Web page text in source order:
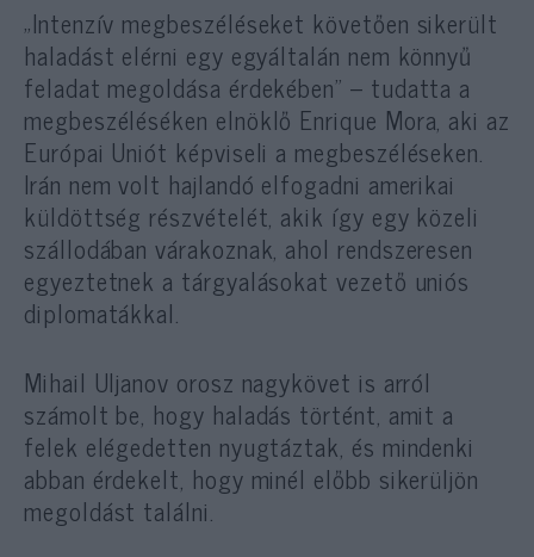
„Intenzív megbeszéléseket követően sikerült
haladást elérni egy egyáltalán nem könnyű
feladat megoldása érdekében” – tudatta a
megbeszéléséken elnöklő Enrique Mora, aki az
Európai Uniót képviseli a megbeszéléseken.
Irán nem volt hajlandó elfogadni amerikai
küldöttség részvételét, akik így egy közeli
szállodában várakoznak, ahol rendszeresen
egyeztetnek a tárgyalásokat vezető uniós
diplomatákkal.
Mihail Uljanov orosz nagykövet is arról
számolt be, hogy haladás történt, amit a
felek elégedetten nyugtáztak, és mindenki
abban érdekelt, hogy minél előbb sikerüljön
megoldást találni.